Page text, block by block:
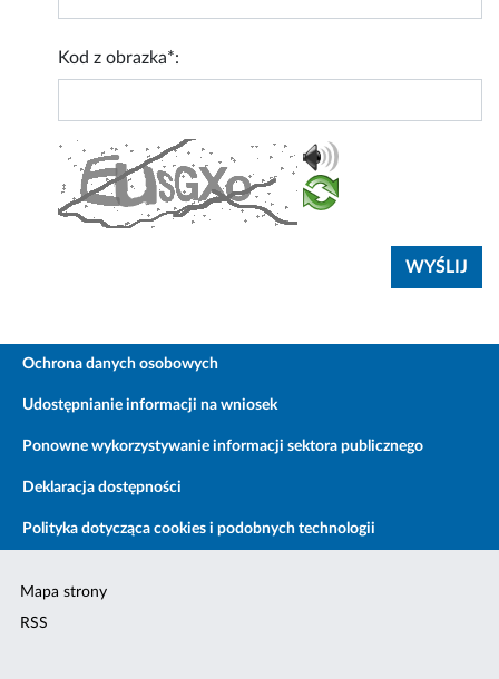
Kod z obrazka*:
Ochrona danych osobowych
Udostępnianie informacji na wniosek
Ponowne wykorzystywanie informacji sektora publicznego
Deklaracja dostępności
Polityka dotycząca cookies i podobnych technologii
Mapa strony
RSS